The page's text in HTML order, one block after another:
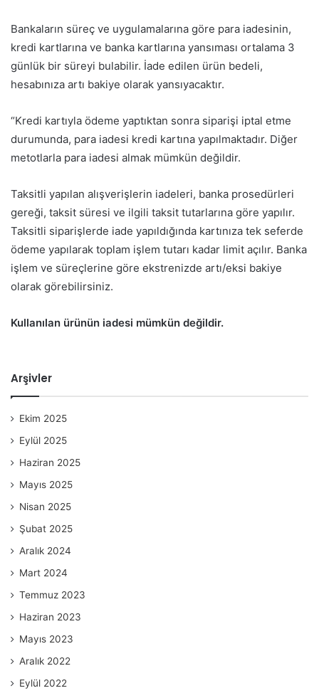
Bankaların süreç ve uygulamalarına göre para iadesinin,
kredi kartlarına ve banka kartlarına yansıması ortalama 3
günlük bir süreyi bulabilir. İade edilen ürün bedeli,
hesabınıza artı bakiye olarak yansıyacaktır.
“Kredi kartıyla ödeme yaptıktan sonra siparişi iptal etme
durumunda, para iadesi kredi kartına yapılmaktadır. Diğer
metotlarla para iadesi almak mümkün değildir.
Taksitli yapılan alışverişlerin iadeleri, banka prosedürleri
gereği, taksit süresi ve ilgili taksit tutarlarına göre yapılır.
Taksitli siparişlerde iade yapıldığında kartınıza tek seferde
ödeme yapılarak toplam işlem tutarı kadar limit açılır. Banka
işlem ve süreçlerine göre ekstrenizde artı/eksi bakiye
olarak görebilirsiniz.
Kullanılan ürünün iadesi mümkün değildir.
Arşivler
Ekim 2025
Eylül 2025
Haziran 2025
Mayıs 2025
Nisan 2025
Şubat 2025
Aralık 2024
Mart 2024
Temmuz 2023
Haziran 2023
Mayıs 2023
Aralık 2022
Eylül 2022